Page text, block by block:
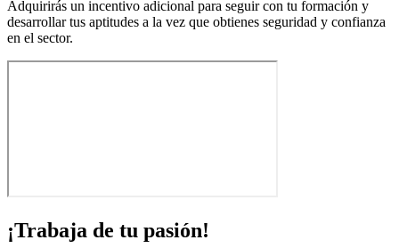
Adquirirás un incentivo adicional para seguir con tu formación y
desarrollar tus aptitudes a la vez que obtienes seguridad y confianza
en el sector.
¡Trabaja de tu pasión!